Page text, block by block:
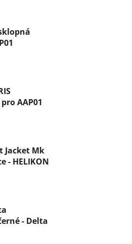
AAP01
Jacket Mk
- HELIKON
- Delta